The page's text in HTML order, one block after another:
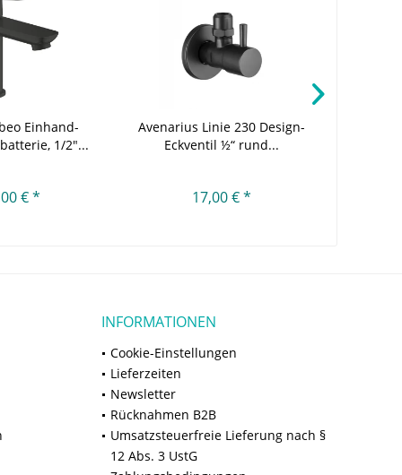
Einhand-
1/2″...
€ *
Avenarius Linie 230 Design-
Eckventil ½“ rund...
17,00 € *
INFORMATIONEN
Cookie-Einstellungen
Lieferzeiten
Newsletter
Rücknahmen B2B
Umsatzsteuerfreie Lieferung nach §
12 Abs. 3 UstG